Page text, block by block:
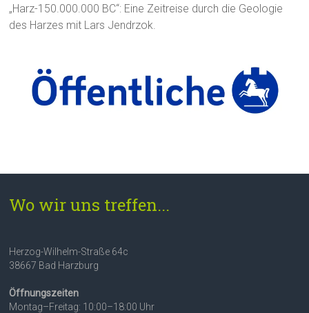
„Harz-150.000.000 BC“: Eine Zeitreise durch die Geologie
des Harzes mit Lars Jendrzok.
Wo wir uns treffen...
Herzog-Wilhelm-Straße 64c
38667 Bad Harzburg
Öffnungszeiten
Montag–Freitag: 10:00–18:00 Uhr